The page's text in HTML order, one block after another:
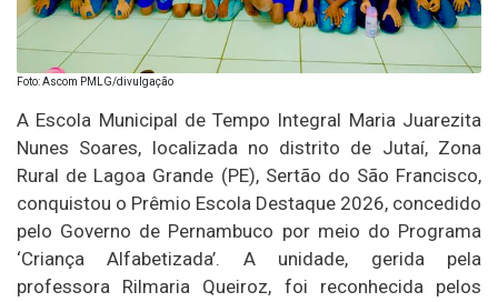
Foto: Ascom PMLG/divulgação
A Escola Municipal de Tempo Integral Maria Juarezita
Nunes Soares, localizada no distrito de Jutaí, Zona
Rural de Lagoa Grande (PE), Sertão do São Francisco,
conquistou o Prêmio Escola Destaque 2026, concedido
pelo Governo de Pernambuco por meio do Programa
‘Criança Alfabetizada’. A unidade, gerida pela
professora Rilmaria Queiroz, foi reconhecida pelos